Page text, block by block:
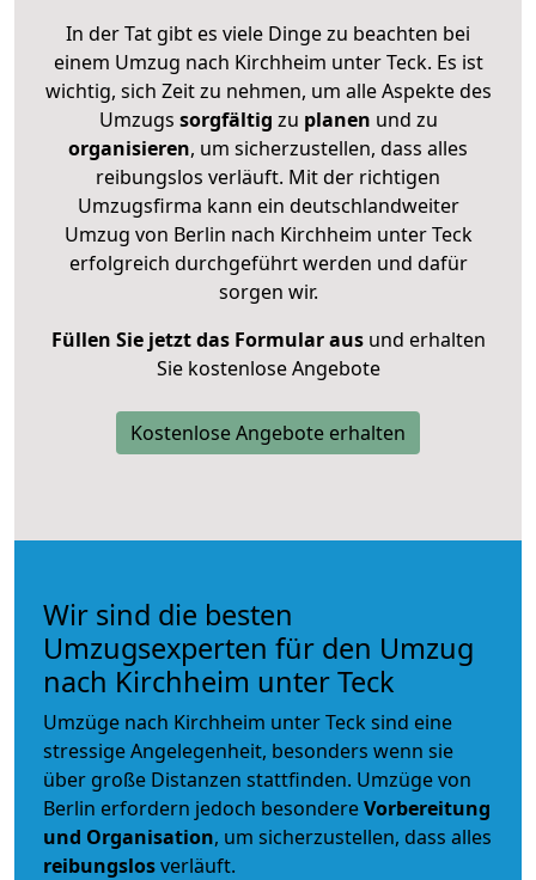
In der Tat gibt es viele Dinge zu beachten bei
einem Umzug nach Kirchheim unter Teck. Es ist
wichtig, sich Zeit zu nehmen, um alle Aspekte des
Umzugs sorgfältig zu planen und zu
organisieren, um sicherzustellen, dass alles
reibungslos verläuft. Mit der richtigen
Umzugsfirma kann ein deutschlandweiter
Umzug von Berlin nach Kirchheim unter Teck
erfolgreich durchgeführt werden und dafür
sorgen wir.
Füllen Sie jetzt das Formular ausund erhalten
Sie kostenlose Angebote
Kostenlose Angebote erhalten
Wir sind die besten
Umzugsexperten für den Umzug
nach Kirchheim unter Teck
Umzüge nach Kirchheim unter Teck sind eine
stressige Angelegenheit, besonders wenn sie
über große Distanzen stattfinden. Umzüge von
Berlin erfordern jedoch besondereVorbereitung
und Organisation, um sicherzustellen, dass alles
reibungslosverläuft.